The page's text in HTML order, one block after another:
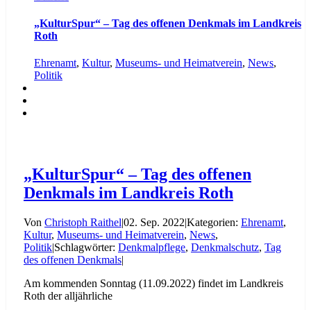
„KulturSpur“ – Tag des offenen Denkmals im Landkreis
Roth
Ehrenamt, Kultur, Museums- und Heimatverein, News,
Politik
„KulturSpur“ – Tag des offenen
Denkmals im Landkreis Roth
Von Christoph Raithel|02. Sep. 2022|Kategorien: Ehrenamt,
Kultur, Museums- und Heimatverein, News,
Politik|Schlagwörter: Denkmalpflege, Denkmalschutz, Tag
des offenen Denkmals|
Am kommenden Sonntag (11.09.2022) findet im Landkreis
Roth der alljährliche